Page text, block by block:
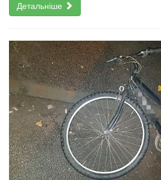
Детальніше